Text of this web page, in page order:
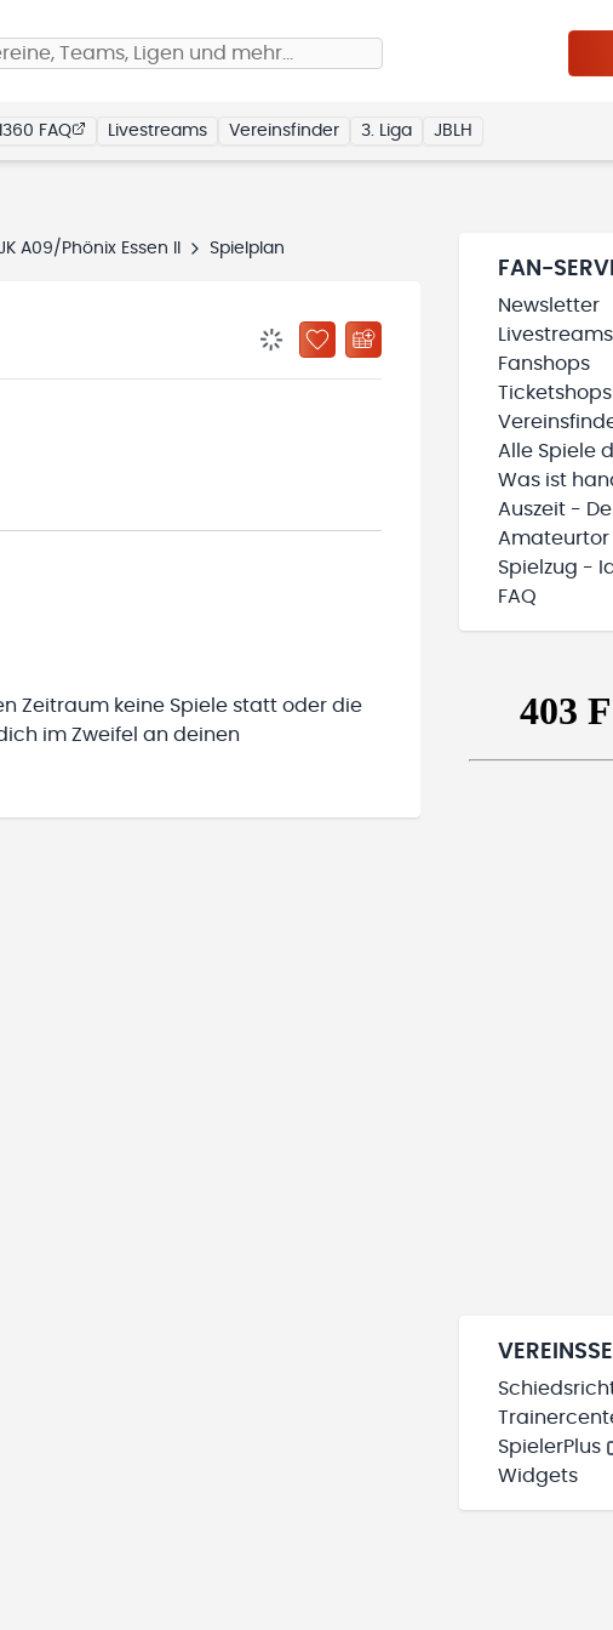
Teams, Ligen und mehr…
FAQ Livestreams Vereinsfinder 3. Liga JBLH
A09/Phönix Essen II Spielplan
BENACHRICHTIGUNGSSTATUS WIRD
ZU „MEINE TEAMS“ HINZUFÜGEN
Zeitraum keine Spiele statt oder die
im Zweifel an deinen
FAN-
Newsletter
Livestreams
Fanshops
Ticketshops
Alle Spiele
Was ist
Auszeit -
Amateurtor
Spielzug -
FAQ
SpielerPlus
Widgets